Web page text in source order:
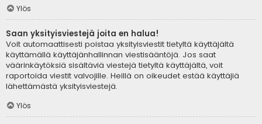
Ylös
Saan yksityisviestejä joita en halua!
Voit automaattisesti poistaa yksityisviestit tietyltä käyttäjältä
käyttämällä käyttäjänhallinnan viestisääntöjä. Jos saat
väärinkäytöksiä sisältäviä viestejä tietyltä käyttäjältä, voit
raportoida viestit valvojille. Heillä on oikeudet estää käyttäjiä
lähettämästä yksityisviestejä.
Ylös